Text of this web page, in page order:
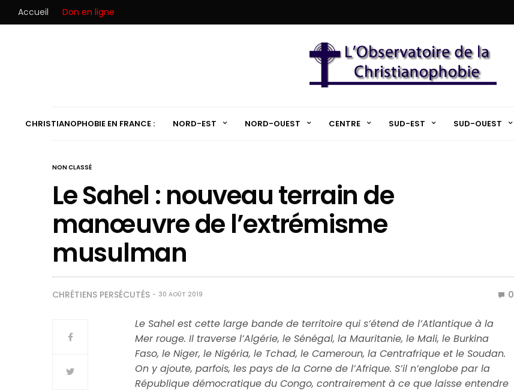
Accueil Don en ligne
CHRISTIANOPHOBIE EN FRANCE : NORD-EST NORD-OUEST CENTRE SUD-EST SUD-OUEST
NON CLASSÉ
Le Sahel : nouveau terrain de
manœuvre de l’extrémisme
musulman
CHRÉTIENS PERSÉCUTÉS 30 AOÛT 2019 0
Le Sahel est cette large bande de territoire qui s’étend de l’Atlantique à la
Mer rouge. Il traverse l’Algérie, le Sénégal, la Mauritanie, le Mali, le Burkina
Faso, le Niger, le Nigéria, le Tchad, le Cameroun, la Centrafrique et le Soudan.
On y ajoute, parfois, les pays de la Corne de l’Afrique. S’il n’englobe par la
République démocratique du Congo, contrairement à ce que laisse entendre